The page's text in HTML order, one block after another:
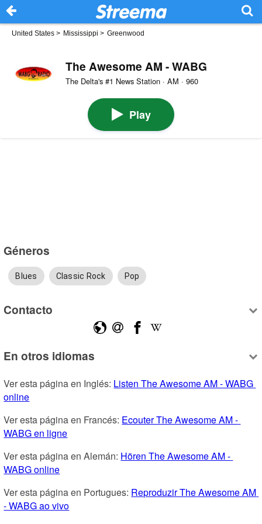
United States > Mississippi > Greenwood
The Awesome AM - WABG
The Delta's #1 News Station · AM · 960
Play
Géneros
Blues Classic Rock Pop
Contacto
En otros idiomas
Ver esta página en Inglés: Listen The Awesome AM - WABG
online
Ver esta página en Francés: Ecouter The Awesome AM -
WABG en ligne
Ver esta página en Alemán: Hören The Awesome AM -
WABG online
Ver esta página en Portugues: Reproduzir The Awesome AM
- WABG ao vivo